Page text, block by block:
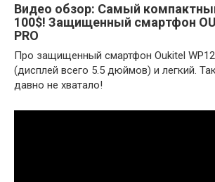
Видео обзор: Самый
100$! Защищенный смартфон
PRO
Про защищенный смартфон Oukitel
(дисплей всего 5.5 дюймов) и легкий.
давно не хватало!